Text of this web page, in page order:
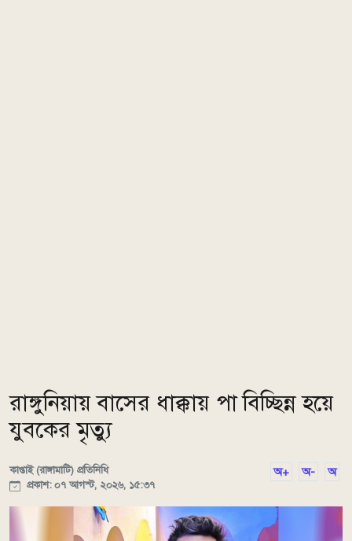
রাঙ্গুনিয়ায় বাসের ধাক্কায় পা বিচ্ছিন্ন হয়ে
যুবকের মৃত্যু
কাপ্তাই (রাঙ্গামাটি) প্রতিনিধি
প্রকাশ: ০৭ আগস্ট, ২০২৬, ১৫:৩৭
অ+ অ- অ